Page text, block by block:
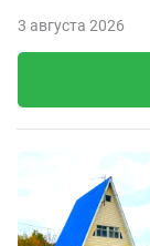
3 августа 2026